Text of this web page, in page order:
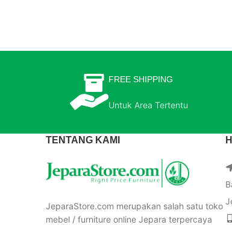
FREE SHIPPING
Untuk Area Tertentu
TENTANG KAMI
JeparaStore.com merupakan salah satu toko
mebel / furniture online Jepara terpercaya